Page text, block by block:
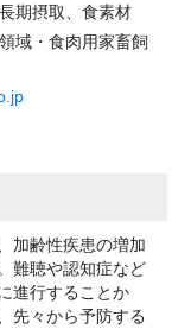
期摂取、食素材
域・食肉用家畜飼
加齢性疾患の増加
難聴や認知症など
進行することか
先々から予防する